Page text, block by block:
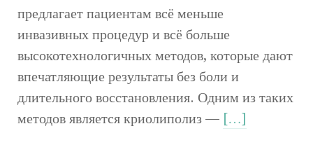
предлагает пациентам всё меньше
инвазивных процедур и всё больше
высокотехнологичных методов, которые дают
впечатляющие результаты без боли и
длительного восстановления. Одним из таких
методов является криолиполиз — […]